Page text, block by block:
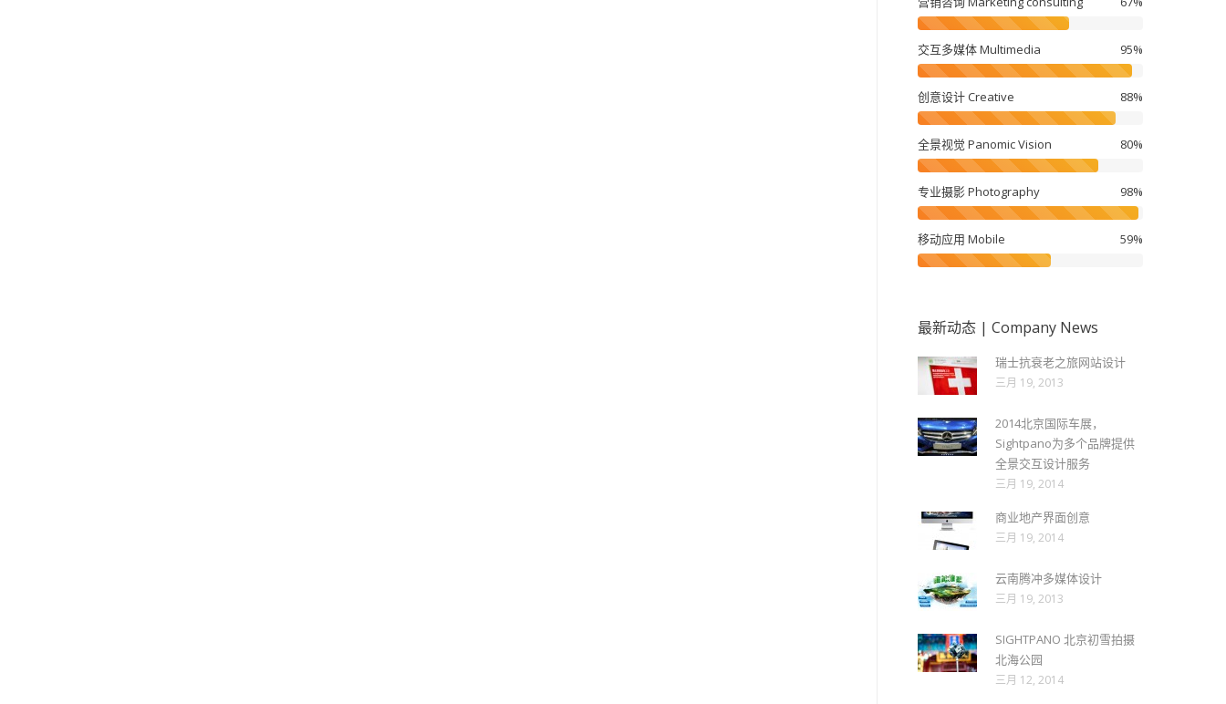
交互多媒体 Multimedia 95%
创意设计 Creative 88%
全景视觉 Panomic Vision 80%
专业摄影 Photography 98%
移动应用 Mobile 59%
最新动态 | Company News
瑞士抗衰老之旅网站设计
三月 19, 2013
2014北京国际车展，
Sightpano为多个品牌提供
全景交互设计服务
三月 19, 2014
商业地产界面创意
三月 19, 2014
云南腾冲多媒体设计
三月 19, 2013
SIGHTPANO 北京初雪拍摄
北海公园
三月 12, 2014